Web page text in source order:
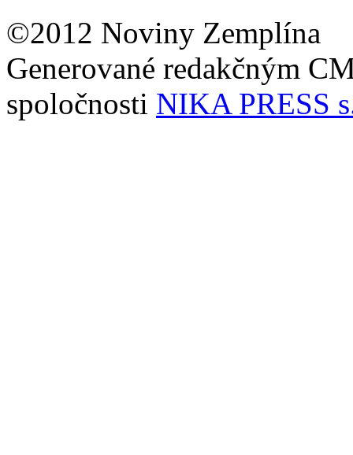
©2012 Noviny Zemplína
Generované redakčným
spoločnosti NIKA PRESS